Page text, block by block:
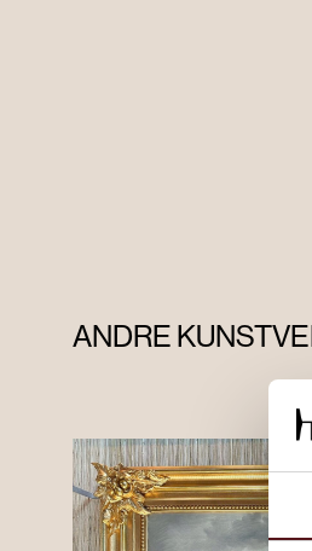
ANDRE